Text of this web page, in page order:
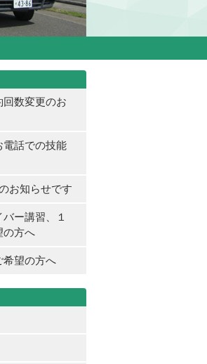
数変更のお
電話での技能
お知らせです
ー講習、１
の方へ
希望の方へ